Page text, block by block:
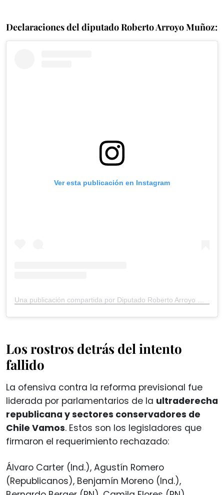
Declaraciones del diputado Roberto Arroyo Muñoz:
Ver esta publicación en Instagram
Los rostros detrás del intento
fallido
La ofensiva contra la reforma previsional fue
liderada por parlamentarios de la ultraderecha
republicana y sectores conservadores de
Chile Vamos. Estos son los legisladores que
firmaron el requerimiento rechazado:
Álvaro Carter (Ind.), Agustín Romero
(Republicanos), Benjamín Moreno (Ind.),